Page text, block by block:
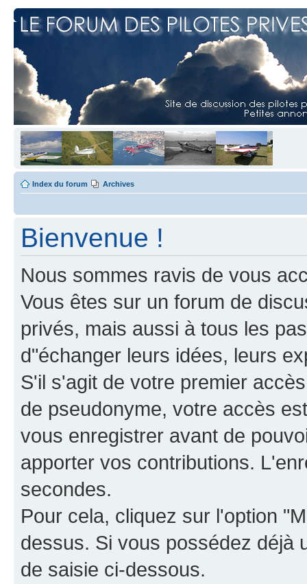
Index du forum Archives
Bienvenue !
Nous sommes ravis de vous
Vous êtes sur un forum de
privés, mais aussi à tous les
d"échanger leurs idées, leurs
S'il s'agit de votre premier
de pseudonyme, votre accès
vous enregistrer avant de
apporter vos contributions.
secondes.
Pour cela, cliquez sur l'option
dessus. Si vous possédez déjà
de saisie ci-dessous.